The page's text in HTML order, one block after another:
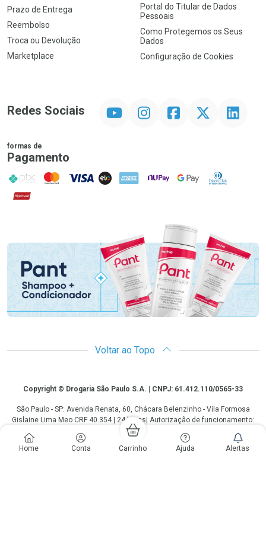
Home Conta Carrinho Ajuda Alertas
Prazo de Entrega
Reembolso
Troca ou Devolução
Marketplace
Portal do Titular de Dados
Pessoais
Como Protegemos os Seus
Dados
Configuração de Cookies
Redes Sociais InstagramFacebookTwitter Linkedin
formas de
Pagamento
PIX MasterCard
VISA ELO AMEX NuPay Google PayDiners Club
Hipercard
Voltar ao Topo
CopyrightCopyright © Drogaria São Paulo S.A. | CNPJ: 61.412.110/0565-33
São Paulo - SP: Avenida Renata, 60, Chácara Belenzinho - Vila Formosa
Gislaine Lima Meo CRF 40.354 | 24 horas| Autorização de funcionamento:
Processo: 2531.559767/2014-90 Autorização/MS: 7.31847.3 | As
informações contidas neste site, como promoções e ofertas de remédios e
medicamentos, não devem ser usadas para automedicação e não